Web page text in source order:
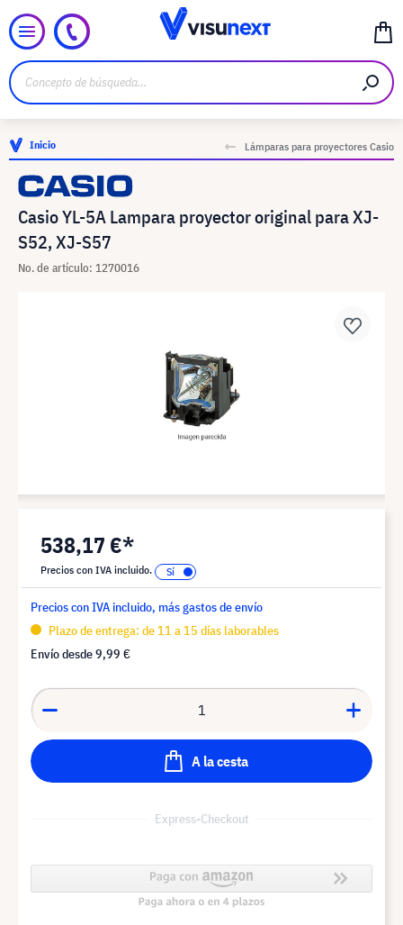
Inicio Lámparas para proyectores Casio
Casio YL-5A Lampara proyector original para XJ-
S52, XJ-S57
No. de artículo: 1270016
538,17 €*
Precios con IVA incluido.
Precios con IVA incluido, más gastos de envío
Plazo de entrega: de 11 a 15 días laborables
Envío desde9,99 €
A la cesta
Express-Checkout